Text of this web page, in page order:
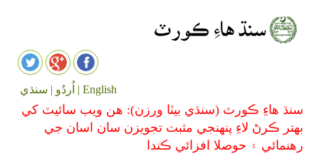
English | اُردُو | سنڌي
سنڌ هاءِ ڪورٽ (سنڌي بيٽا ورزن): هن ويب سائيٽ کي
بهتر ڪرڻ لاءِ پنهنجي مثبت تجويزن سان اسان جي
رهنمائي ۽ حوصلا افزائي ڪندا